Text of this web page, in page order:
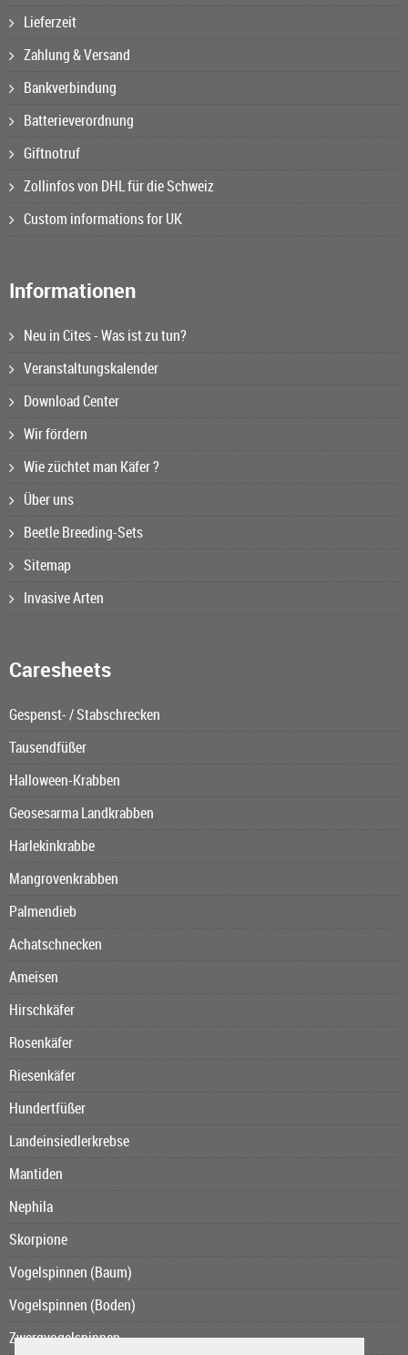
Lieferzeit
Zahlung & Versand
Bankverbindung
Batterieverordnung
Giftnotruf
Zollinfos von DHL für die Schweiz
Custom informations for UK
Informationen
Neu in Cites - Was ist zu tun?
Veranstaltungskalender
Download Center
Wir fördern
Wie züchtet man Käfer ?
Über uns
Beetle Breeding-Sets
Sitemap
Invasive Arten
Caresheets
Gespenst- / Stabschrecken
Tausendfüßer
Halloween-Krabben
Geosesarma Landkrabben
Harlekinkrabbe
Mangrovenkrabben
Palmendieb
Achatschnecken
Ameisen
Hirschkäfer
Rosenkäfer
Riesenkäfer
Hundertfüßer
Landeinsiedlerkrebse
Mantiden
Nephila
Skorpione
Vogelspinnen (Baum)
Vogelspinnen (Boden)
Zwergvogelspinnen